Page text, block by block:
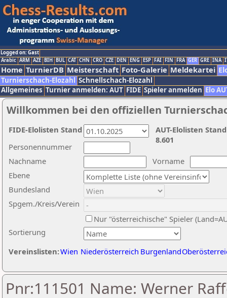
Logged on: Gast
Arabic ARM AZE BIH BUL CAT CHN CRO CZE DEN ENG ESP FAI FIN FRA GER GRE INA
Home TurnierDB Meisterschaft Foto-Galerie Meldekartei
Turnierschach-Elozahl Schnellschach-Elozahl
Allgemeines Turnier anmelden: AUT FIDE Spieler anmelden Elo
Willkommen bei den offiziellen
Nachname
Vorname
Ebene
Sortierung
Personennummer
Bundesland
Spgem./Kreis/Verein
Nur "österreichische" Spieler
Vereinslisten:Wien Niederösterreich Burgenland
AUT-Elolisten
8.601
FIDE-Elolisten Stand
Pnr:111501 Name: Werner